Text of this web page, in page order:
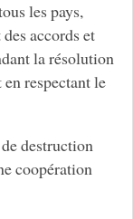
les pays,
accords et
la résolution
respectant le
destruction
coopération